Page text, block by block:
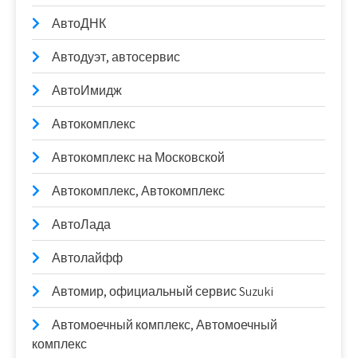
АвтоДНК
Автодуэт, автосервис
АвтоИмидж
Автокомплекс
Автокомплекс на Московской
Автокомплекс, Автокомплекс
АвтоЛада
Автолайфф
Автомир, официальный сервис Suzuki
Автомоечный комплекс, Автомоечный
комплекс